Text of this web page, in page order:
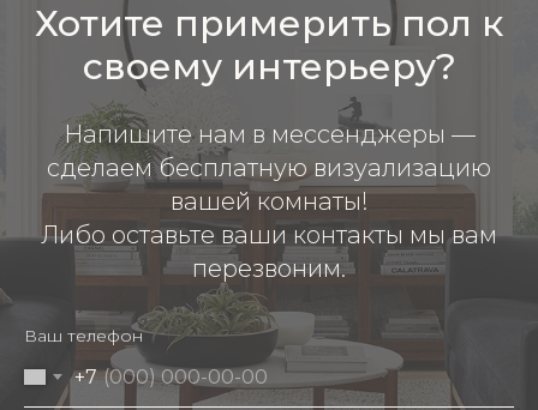
Хотите примерить пол к
своему интерьеру?
Напишите нам в мессенджеры —
сделаем бесплатную визуализацию
вашей комнаты!
Либо оставьте ваши контакты мы вам
перезвоним.
Ваш телефон
+7